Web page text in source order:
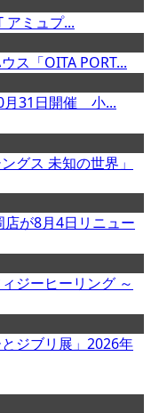
アミュプ...
ス「OITA PORT...
月31日開催 小...
グス 未知の世界」
が8月4日リニュー
ジーヒーリング ～
ジブリ展」2026年